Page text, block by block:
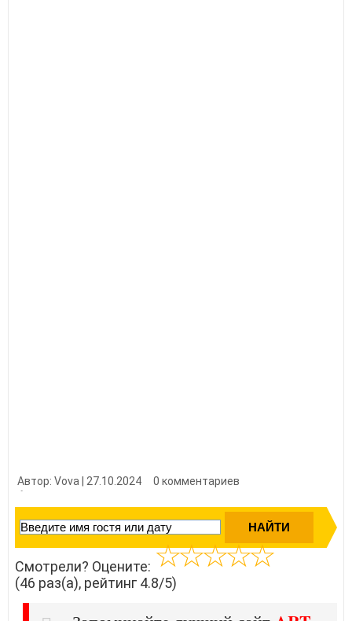
Автор: Vova | 27.10.2024
0 комментариев
Смотрели? Оцените:
(46 раз(а), рейтинг 4.8/5)